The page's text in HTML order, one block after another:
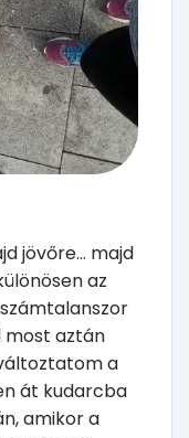
jövőre... majd
az
most aztán
a
át kudarcba
amikor a